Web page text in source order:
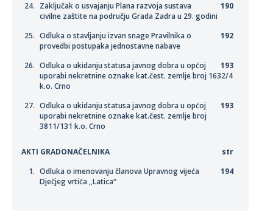
190
Zaključak o usvajanju Plana razvoja sustava
civilne zaštite na području Grada Zadra u 29. godini
192
Odluka o stavljanju izvan snage Pravilnika o
provedbi postupaka jednostavne nabave
193
Odluka o ukidanju statusa javnog dobra u općoj
uporabi nekretnine oznake kat.čest. zemlje broj 1632/4
k.o. Crno
193
Odluka o ukidanju statusa javnog dobra u općoj
uporabi nekretnine oznake kat.čest. zemlje broj
3811/131 k.o. Crno
AKTI GRADONAČELNIKA
str
194
Odluka o imenovanju članova Upravnog vijeća
Dječjeg vrtića „Latica“